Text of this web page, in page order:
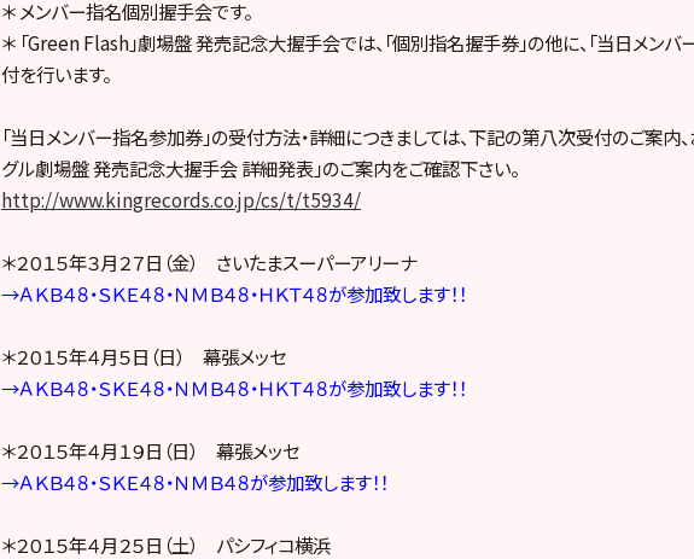
＊ メンバー指名個別握手会です。
＊ 「Green Flash」劇場盤 発売記念大握手会では、「個別指名握手券」の他に、「当日メン
付を行います。
「当日メンバー指名参加券」の受付方法・詳細につきましては、下記の第八次受付のご案内、
グル劇場盤 発売記念大握手会 詳細発表」のご案内をご確認下さい。
http://www.kingrecords.co.jp/cs/t/t5934/
＊２０１５年３月２７日（金） さいたまスーパーアリーナ
→ＡＫＢ４８・ＳＫＥ４８・ＮＭＢ４８・ＨＫＴ４８が参加致します！！
＊２０１５年４月５日（日） 幕張メッセ
→ＡＫＢ４８・ＳＫＥ４８・ＮＭＢ４８・ＨＫＴ４８が参加致します！！
＊２０１５年４月１９日（日） 幕張メッセ
→ＡＫＢ４８・ＳＫＥ４８・ＮＭＢ４８が参加致します！！
＊２０１５年４月２５日（土） パシフィコ横浜